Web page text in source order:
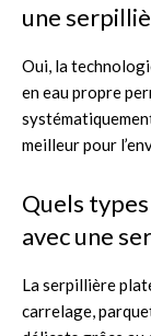
une
Oui, la
en eau propre
meilleur pour
Quels
avec une
La serpillière
carrelage,